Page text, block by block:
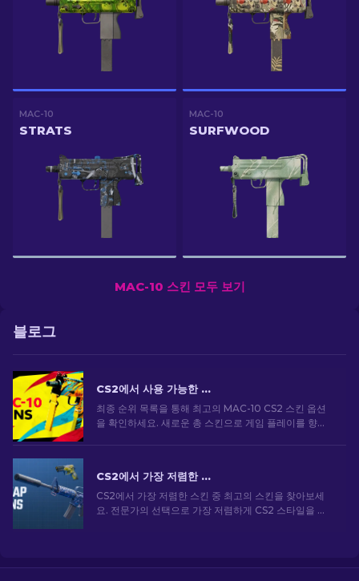
MAC-10
STRATS
MAC-10
SURFWOOD
MAC-10 스킨 모두 보기
블로그
CS2에서 사용 가능한 상위 MAC-10 스킨: 순위 목록 [2026]
최종 순위 목록을 통해 최고의 MAC-10 CS2 스킨 옵션
을 확인하세요. 새로운 총 스킨으로 게임 플레이를 향상
CS2에서 가장 저렴한 스킨 [2026]
CS2에서 가장 저렴한 스킨 중 최고의 스킨을 찾아보세
요. 전문가의 선택으로 가장 저렴하게 CS2 스타일을 업